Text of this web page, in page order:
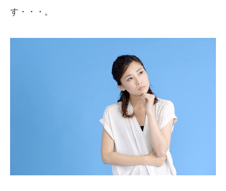
す・・・。